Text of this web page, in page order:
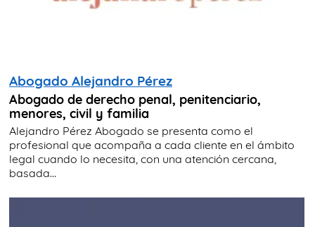
Abogado Alejandro Pérez
Abogado de derecho penal, penitenciario,
menores, civil y familia
Alejandro Pérez Abogado se presenta como el
profesional que acompaña a cada cliente en el ámbito
legal cuando lo necesita, con una atención cercana,
basada...